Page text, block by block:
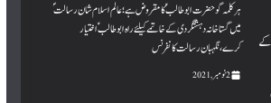
ہر کلمہ گو حضرت ابوطالبؑ کا مقروض ہے؛ عالم اسلام شان رسالت ؐ
میں گستاخانہ دہشتگردی کے خاتمے کیلئے راہ ابو طالبؑ اختیار
کرے،نگہبان رسالت کانفرنس
2 نومبر, 2021